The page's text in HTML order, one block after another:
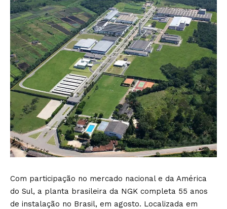
Com participação no mercado nacional e da América
do Sul, a planta brasileira da NGK completa 55 anos
de instalação no Brasil, em agosto. Localizada em